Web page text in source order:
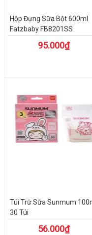
Hộp Đựng Sữa Bột 600ml
Fatzbaby FB8201SS
95.000₫
Túi Trữ Sữa Sunmum
30 Túi
56.000₫